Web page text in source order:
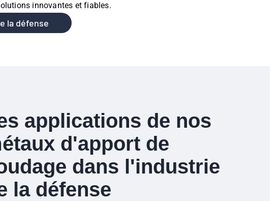
innovantes et fiables.
la défense
applications de nos
d'apport de
dans l'industrie
la défense